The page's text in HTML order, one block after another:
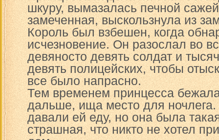
шкуру, вымазалась печной
замеченная, выскользнула из
Король был взбешен, когда
исчезновение. Он разослал во
девяносто девять солдат и
девять полицейских, чтобы
все было напрасно.
Тем временем принцесса
дальше, ища место для
давали ей еду, но она была
страшная, что никто не хотел